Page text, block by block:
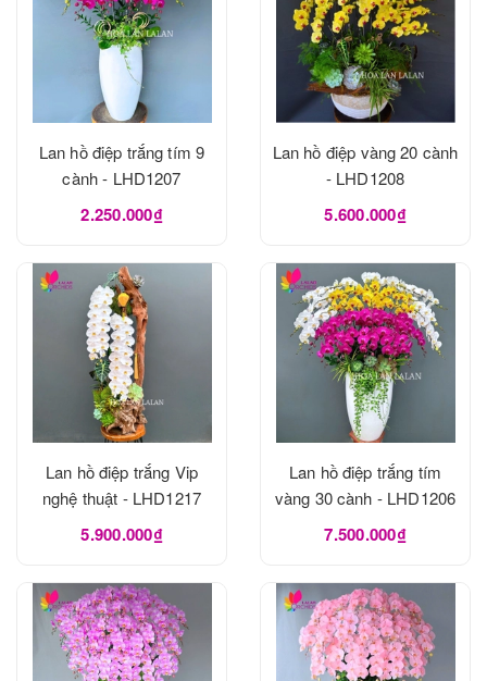
Lan hồ điệp trắng tím 9
cành - LHD1207
2.250.000₫
Lan hồ điệp vàng 20 cành
- LHD1208
5.600.000₫
Lan hồ điệp trắng Vip
nghệ thuật - LHD1217
5.900.000₫
Lan hồ điệp trắng tím
vàng 30 cành - LHD1206
7.500.000₫